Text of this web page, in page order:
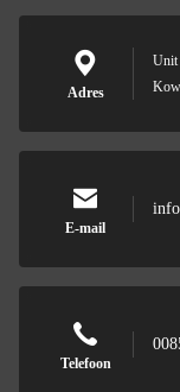
Adres
Unit
E-mail
Telefoon